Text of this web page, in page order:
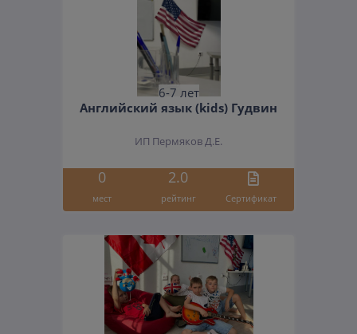
6-7 лет
Английский язык (kids) Гудвин
ИП Пермяков Д.Е.
0 2.0
мест рейтинг Cертификат